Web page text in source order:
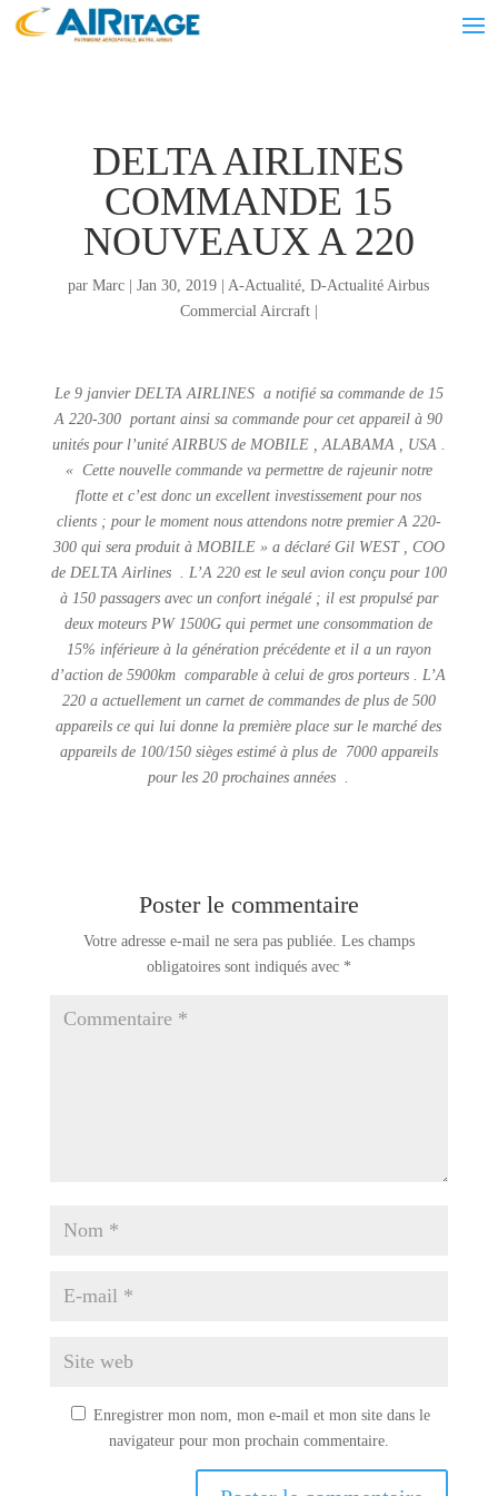
DELTA AIRLINES
COMMANDE 15
NOUVEAUX A 220
parMarc |Jan 30, 2019 |A-Actualité,D-Actualité Airbus
Commercial Aircraft|
Le 9 janvier DELTA AIRLINES a notifié sa commande de 15
A 220-300 portant ainsi sa commande pour cet appareil à 90
unités pour l’unité AIRBUS de MOBILE , ALABAMA , USA .
« Cette nouvelle commande va permettre de rajeunir notre
flotte et c’est donc un excellent investissement pour nos
clients ; pour le moment nous attendons notre premier A 220-
300 qui sera produit à MOBILE » a déclaré Gil WEST , COO
de DELTA Airlines . L’A 220 est le seul avion conçu pour 100
à 150 passagers avec un confort inégalé ; il est propulsé par
deux moteurs PW 1500G qui permet une consommation de
15% inférieure à la génération précédente et il a un rayon
d’action de 5900km comparable à celui de gros porteurs . L’A
220 a actuellement un carnet de commandes de plus de 500
appareils ce qui lui donne la première place sur le marché des
appareils de 100/150 sièges estimé à plus de 7000 appareils
pour les 20 prochaines années .
Poster le commentaire
Votre adresse e-mail ne sera pas publiée. Les champs
obligatoires sont indiqués avec *
Enregistrer mon nom, mon e-mail et mon site dans le
navigateur pour mon prochain commentaire.